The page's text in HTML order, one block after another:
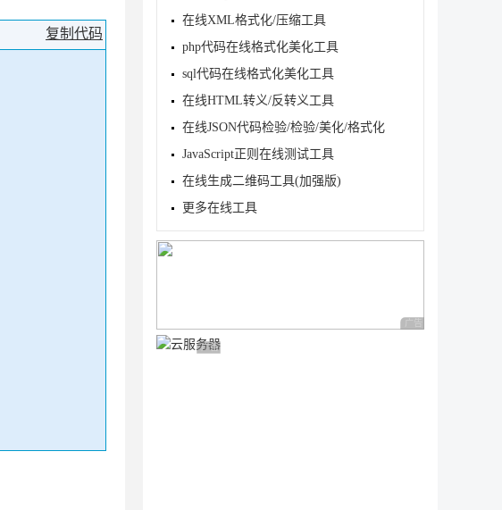
复制代码
在线XML格式化/压缩工具
php代码在线格式化美化工具
sql代码在线格式化美化工具
在线HTML转义/反转义工具
在线JSON代码检验/检验/美化/格式化
JavaScript正则在线测试工具
在线生成二维码工具(加强版)
更多在线工具
广告 商业广告，理性
广告 商业广告，理性选择